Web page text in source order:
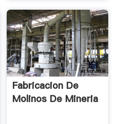
Fabricacion De
Molinos De Mineria